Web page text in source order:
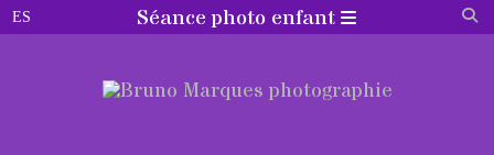
Séance photo enfant